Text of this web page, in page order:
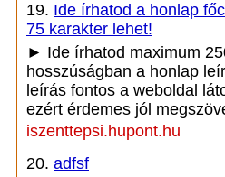
19. Ide írhatod a honlap
75 karakter lehet!
► Ide írhatod maximum
hosszúságban a honlap
leírás fontos a weboldal
ezért érdemes jól
iszenttepsi.hupont.hu
20. adfsf